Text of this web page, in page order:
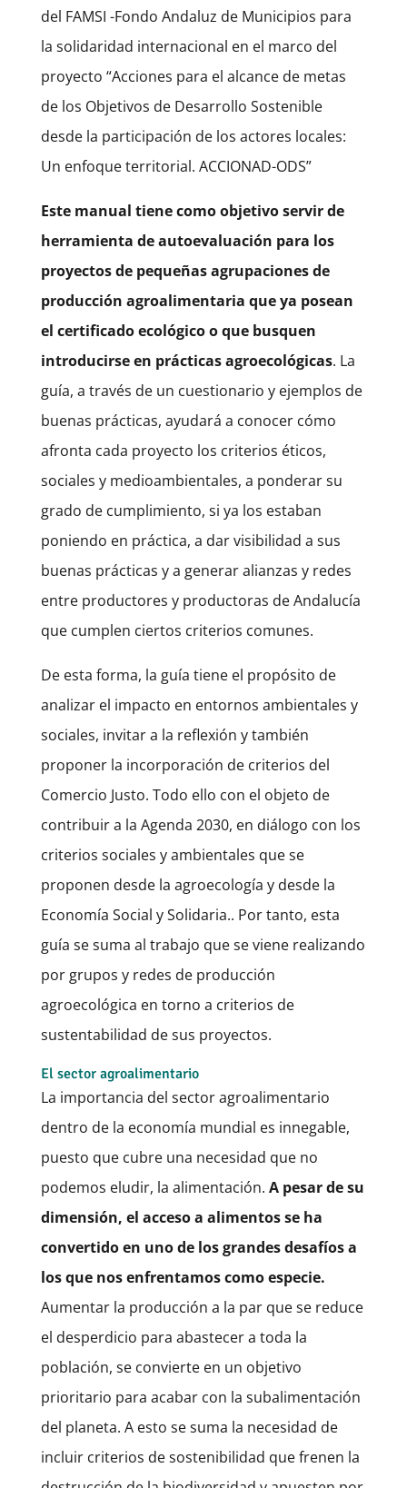
del FAMSI -Fondo Andaluz de Municipios para
la solidaridad internacional en el marco del
proyecto “Acciones para el alcance de metas
de los Objetivos de Desarrollo Sostenible
desde la participación de los actores locales:
Un enfoque territorial. ACCIONAD-ODS”
Este manual tiene como objetivo servir de
herramienta de autoevaluación para los
proyectos de pequeñas agrupaciones de
producción agroalimentaria que ya posean
el certificado ecológico o que busquen
introducirse en prácticas agroecológicas. La
guía, a través de un cuestionario y ejemplos de
buenas prácticas, ayudará a conocer cómo
afronta cada proyecto los criterios éticos,
sociales y medioambientales, a ponderar su
grado de cumplimiento, si ya los estaban
poniendo en práctica, a dar visibilidad a sus
buenas prácticas y a generar alianzas y redes
entre productores y productoras de Andalucía
que cumplen ciertos criterios comunes.
De esta forma, la guía tiene el propósito de
analizar el impacto en entornos ambientales y
sociales, invitar a la reflexión y también
proponer la incorporación de criterios del
Comercio Justo. Todo ello con el objeto de
contribuir a la Agenda 2030, en diálogo con los
criterios sociales y ambientales que se
proponen desde la agroecología y desde la
Economía Social y Solidaria.. Por tanto, esta
guía se suma al trabajo que se viene realizando
por grupos y redes de producción
agroecológica en torno a criterios de
sustentabilidad de sus proyectos.
El sector agroalimentario
La importancia del sector agroalimentario
dentro de la economía mundial es innegable,
puesto que cubre una necesidad que no
podemos eludir, la alimentación. A pesar de su
dimensión, el acceso a alimentos se ha
convertido en uno de los grandes desafíos a
los que nos enfrentamos como especie.
Aumentar la producción a la par que se reduce
el desperdicio para abastecer a toda la
población, se convierte en un objetivo
prioritario para acabar con la subalimentación
del planeta. A esto se suma la necesidad de
incluir criterios de sostenibilidad que frenen la